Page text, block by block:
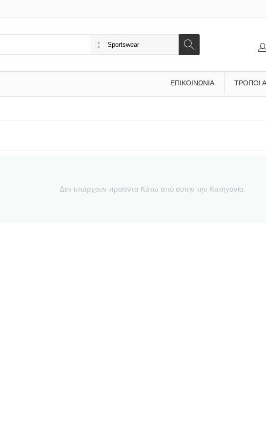
ΕΠΙΚΟΙΝΩΝΊΑ ΤΡΌΠΟΙ
Δεν υπάρχουν προϊόντα Κάτω από αυτήν την Κατηγορία.